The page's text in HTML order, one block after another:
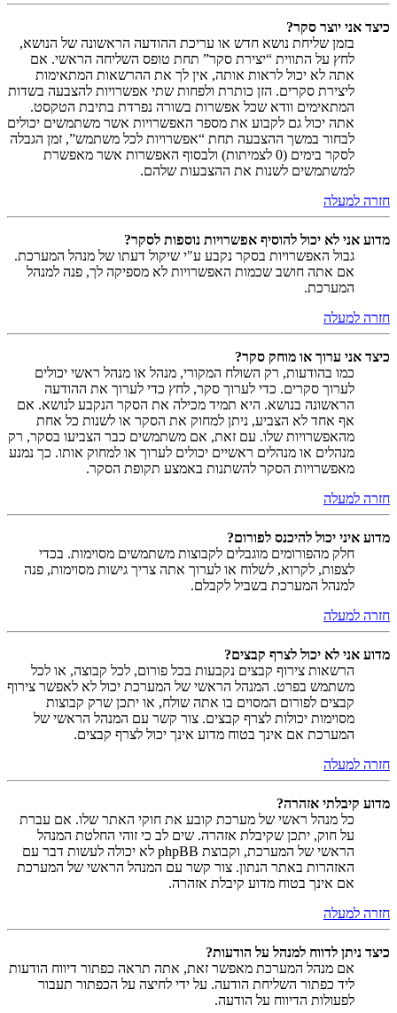
כיצד אני יוצר סקר?
בזמן שליחת נושא חדש או עריכת ההודעה הראשונה של הנושא,
לחץ על התווית “יצירת סקר” תחת טופס השליחה הראשי. אם
אתה לא יכול לראות אותה, אין לך את ההרשאות המתאימות
ליצירת סקרים. הזן כותרת ולפחות שתי אפשרויות להצבעה בשדות
המתאימים וודא שכל אפשרות בשורה נפרדת בתיבת הטקסט.
אתה יכול גם לקבוע את מספר האפשרויות אשר משתמשים יכולים
לבחור במשך ההצבעה תחת “אפשרויות לכל משתמש”, זמן הגבלה
לסקר בימים (0 לצמיתות) ולבסוף האפשרות אשר מאפשרת
למשתמשים לשנות את ההצבעות שלהם.
חזרה למעלה
מדוע אני לא יכול להוסיף אפשרויות נוספות לסקר?
גבול האפשרויות בסקר נקבע ע"י שיקול דעתו של מנהל המערכת.
אם אתה חושב שכמות האפשרויות לא מספיקה לך, פנה למנהל
המערכת.
חזרה למעלה
כיצד אני ערוך או מוחק סקר?
כמו בהודעות, רק השולח המקורי, מנהל או מנהל ראשי יכולים
לערוך סקרים. כדי לערוך סקר, לחץ כדי לערוך את ההודעה
הראשונה בנושא. היא תמיד מכילה את הסקר הנקבע לנושא. אם
אף אחד לא הצביע, ניתן למחוק את הסקר או לשנות כל אחת
מהאפשרויות שלו. עם זאת, אם משתמשים כבר הצביעו בסקר, רק
מנהלים או מנהלים ראשיים יכולים לערוך או למחוק אותו. כך נמנע
מאפשרויות הסקר להשתנות באמצע תקופת הסקר.
חזרה למעלה
מדוע איני יכול להיכנס לפורום?
חלק מהפורומים מוגבלים לקבוצות משתמשים מסוימות. בכדי
לצפות, לקרוא, לשלוח או לערוך אתה צריך גישות מסוימות, פנה
למנהל המערכת בשביל לקבלם.
חזרה למעלה
מדוע אני לא יכול לצרף קבצים?
הרשאות צירוף קבצים נקבעות בכל פורום, לכל קבוצה, או לכל
משתמש בפרט. המנהל הראשי של המערכת יכול לא לאפשר צירוף
קבצים לפורום המסוים בו אתה שולח, או יתכן שרק קבוצות
מסוימות יכולות לצרף קבצים. צור קשר עם המנהל הראשי של
המערכת אם אינך בטוח מדוע אינך יכול לצרף קבצים.
חזרה למעלה
מדוע קיבלתי אזהרה?
כל מנהל ראשי של מערכת קובע את חוקי האתר שלו. אם עברת
על חוק, יתכן שקיבלת אזהרה. שים לב כי זוהי החלטת המנהל
הראשי של המערכת, וקבוצת phpBB לא יכולה לעשות דבר עם
האזהרות באתר הנתון. צור קשר עם המנהל הראשי של המערכת
אם אינך בטוח מדוע קיבלת אזהרה.
חזרה למעלה
כיצד ניתן לדווח למנהל על הודעות?
אם מנהל המערכת מאפשר זאת, אתה תראה כפתור דיווח הודעות
ליד כפתור השליחת הודעה. על ידי לחיצה על הכפתור תעבור
לפעולות הדיווח על הודעה.